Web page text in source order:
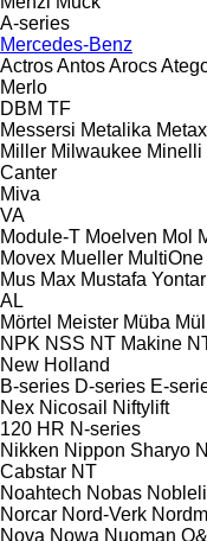
A-series
Mercedes-Benz
ActrosAntosArocs
Merlo
DBM TF
Messersi Metalika Metax
Miller Milwaukee Minelli
Canter
Miva
VA
Module-T Moelven Mol
Movex Mueller MultiOne
Mus Max Mustafa Yontar
AL
Mörtel Meister Müba
NPK NSS NT Makine
New Holland
B-series D-series E-
Nex Nicosail
Niftylift
120 HR N-series
Nikken Nippon Sharyo
Cabstar NT
Noahtech Nobas
Norcar Nord-Verk
Nova Nowa Nuoman